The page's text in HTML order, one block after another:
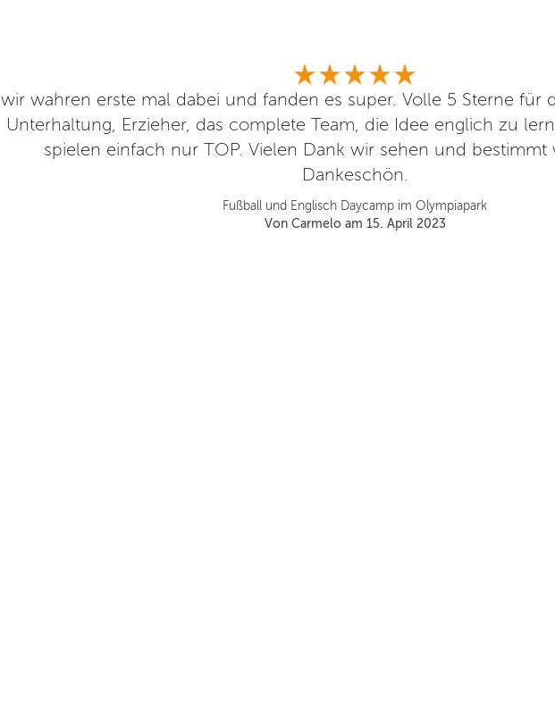
wir wahren erste mal dabei und fanden es super. Volle 5 Sterne für
Unterhaltung, Erzieher, das complete Team, die Idee englich zu
spielen einfach nur TOP. Vielen Dank wir sehen und bestimmt
Dankeschön.
Fußball und Englisch Daycamp im Olympiapark
Von Carmelo am 15. April 2023